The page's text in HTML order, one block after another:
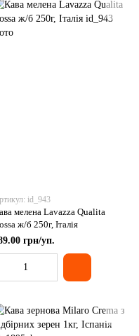
id_943
мелена Lavazza Qualita
ж/б 250г, Італія
грн/уп.